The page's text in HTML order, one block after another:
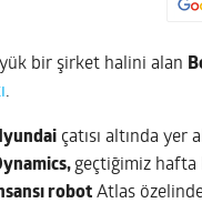
bir şirket halini alan
.
çatısı altında yer
geçtiğimiz hafta
robot Atlas